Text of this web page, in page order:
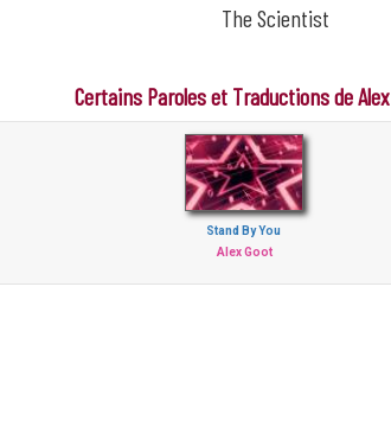
The Scientist
Certains Paroles et Traductions de
Stand By You
Alex Goot